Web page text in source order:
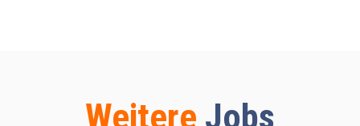
Weitere Jobs